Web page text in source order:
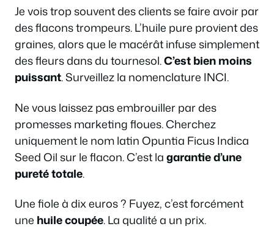
Je vois trop souvent des clients se faire avoir par
des flacons trompeurs. L’huile pure provient des
graines, alors que le macérât infuse simplement
des fleurs dans du tournesol.C’est bien moins
puissant. Surveillez la nomenclature INCI.
Ne vous laissez pas embrouiller par des
promesses marketing floues. Cherchez
uniquement le nom latin Opuntia Ficus Indica
Seed Oil sur le flacon. C’est lagarantie d’une
pureté totale.
Une fiole à dix euros ? Fuyez, c’est forcément
une huile coupée. La qualité a un prix.